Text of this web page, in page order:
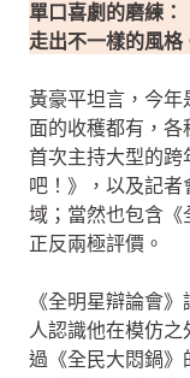
單口喜劇的磨練
走出不一樣的風格
黃豪平坦言，今年
面的收穫都有，各
首次主持大型的跨
吧！》，以及記者
域；當然也包含《
正反兩極評價。
《全明星辯論會
人認識他在模仿
過《全民大悶鍋》